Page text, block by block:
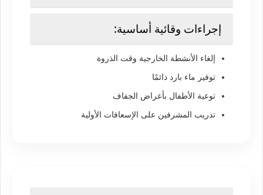
إجراءات وقائية أساسية:
إلغاء الأنشطة الخارجية وقت الذروة
توفير ماء بارد دائمًا
توعية الأطفال بأعراض الجفاف
تدريب المشرفين على الإسعافات الأولية